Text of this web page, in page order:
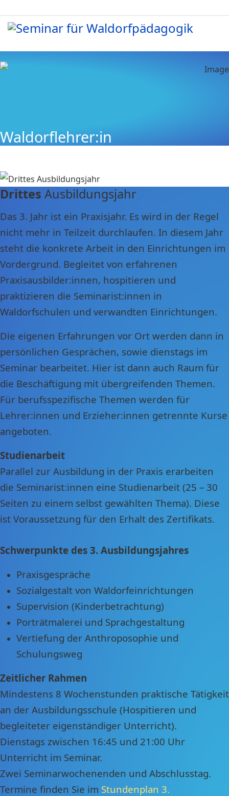
Waldorflehrer:in
Drittes Ausbildungsjahr
Das 3. Jahr ist ein Praxisjahr. Es wird in der Regel
nicht mehr in Teilzeit durchlaufen. In diesem Jahr
steht die konkrete Arbeit in den Einrichtungen im
Vordergrund. Begleitet von erfahrenen
Praxisausbilder:innen, hospitieren und
praktizieren die Seminarist:innen in
Waldorfschulen und verwandten Einrichtungen.
Die eigenen Erfahrungen vor Ort werden dann in
persönlichen Gesprächen, sowie dienstags im
Seminar bearbeitet. Hier ist dann auch Raum für
die Beschäftigung mit übergreifenden Themen.
Für berufsspezifische Themen werden für
Lehrer:innen und Erzieher:innen getrennte Kurse
angeboten.
Studienarbeit
Parallel zur Ausbildung in der Praxis erarbeiten
die Seminarist:innen eine Studienarbeit (25 – 30
Seiten zu einem selbst gewählten Thema). Diese
ist Voraussetzung für den Erhalt des Zertifikats.
Schwerpunkte des 3. Ausbildungsjahres
Praxisgespräche
Sozialgestalt von Waldorfeinrichtungen
Supervision (Kinderbetrachtung)
Porträtmalerei und Sprachgestaltung
Vertiefung der Anthroposophie und
Schulungsweg
Zeitlicher Rahmen
Mindestens 8 Wochenstunden praktische Tätigkeit
an der Ausbildungsschule (Hospitieren und
begleiteter eigenständiger Unterricht).
Dienstags zwischen 16:45 und 21:00 Uhr
Unterricht im Seminar.
Zwei Seminarwochenenden und Abschlusstag.
Termine finden Sie im Stundenplan 3.